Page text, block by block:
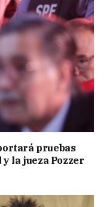
pruebas
la jueza Pozzer